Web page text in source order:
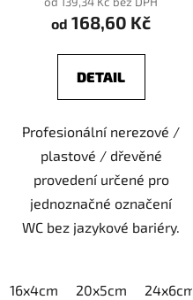
od 168,60 Kč
DETAIL
Profesionální nerezové /
plastové / dřevěné
provedení určené pro
jednoznačné označení
WC bez jazykové bariéry.
16x4cm 20x5cm 24x6cm